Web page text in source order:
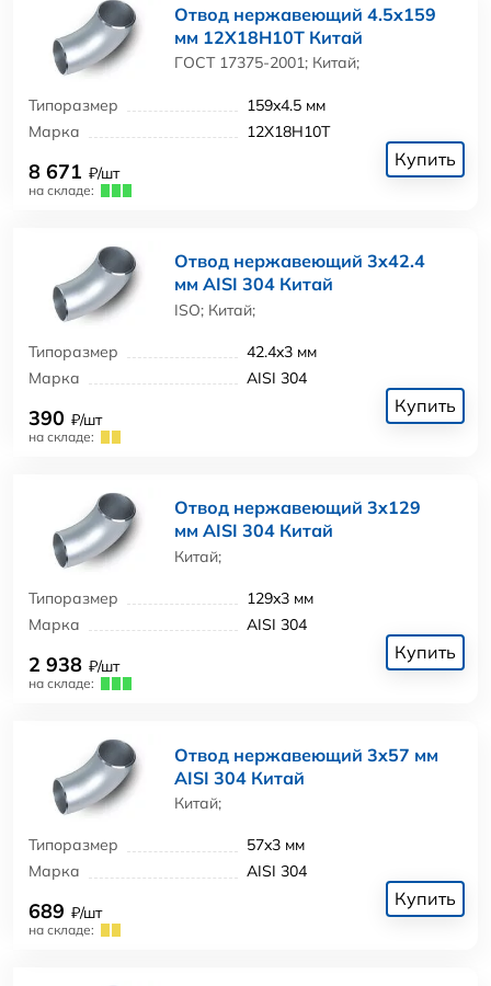
Отвод нержавеющий 4.5x159
мм 12Х18Н10Т Китай
ГОСТ 17375-2001; Китай;
Типоразмер
159x4.5 мм
Марка
12Х18Н10Т
8 671 ₽/шт
на складе:
Купить
Отвод нержавеющий 3x42.4
мм AISI 304 Китай
ISO; Китай;
Типоразмер
42.4x3 мм
Марка
AISI 304
390 ₽/шт
на складе:
Купить
Отвод нержавеющий 3x129
мм AISI 304 Китай
Китай;
Типоразмер
129x3 мм
Марка
AISI 304
2 938 ₽/шт
на складе:
Купить
Отвод нержавеющий 3x57 мм
AISI 304 Китай
Китай;
Типоразмер
57x3 мм
Марка
AISI 304
689 ₽/шт
на складе:
Купить